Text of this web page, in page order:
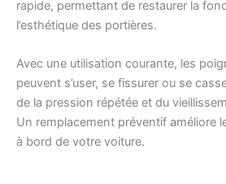
rapide, permettant de restaurer la
l’esthétique des portières.
Avec une utilisation courante, les
peuvent s’user, se fissurer ou se
de la pression répétée et du
Un remplacement préventif améliore
à bord de votre voiture.